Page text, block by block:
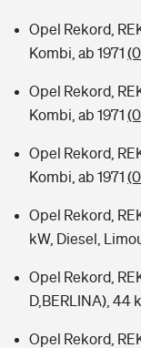
Opel Rekord,
Kombi, ab 1971
Opel Rekord,
Kombi, ab 1971
Opel Rekord,
Kombi, ab 1971
Opel Rekord,
kW, Diesel,
Opel Rekord,
D,BERLINA), 44
Opel Rekord,